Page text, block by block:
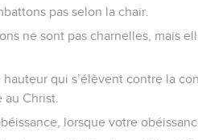
pas selon la chair.
ne sont pas charnelles, mais
qui s’élèvent contre la
Christ.
lorsque votre